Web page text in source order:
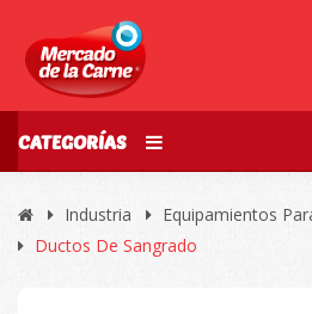
CATEGORÍAS
Industria
Equipamientos
Ductos De Sangrado